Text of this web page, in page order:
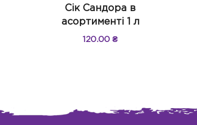
Сік Сандора в
асортименті 1 л
120.00₴